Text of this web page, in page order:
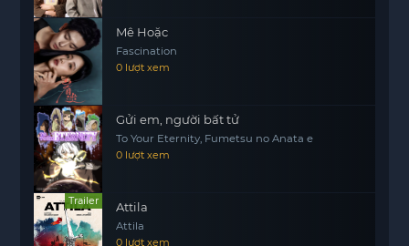
Mê Hoặc
Fascination
0 lượt xem
Gửi em, người bất tử
To Your Eternity, Fumetsu no Anata e
0 lượt xem
Trailer Attila
Attila
0 lượt xem